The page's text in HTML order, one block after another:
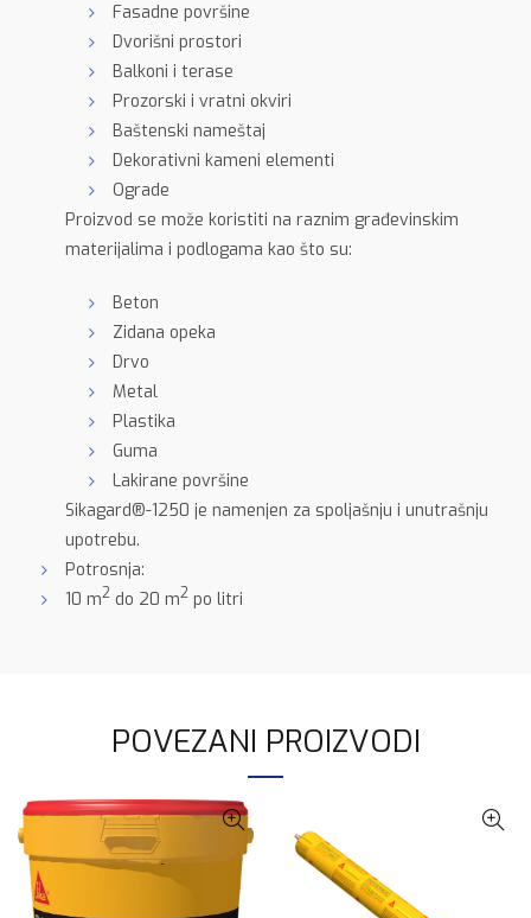
Fasadne površine
Dvorišni prostori
Balkoni i terase
Prozorski i vratni okviri
Baštenski nameštaj
Dekorativni kameni elementi
Ograde
Proizvod se može koristiti na raznim građevinskim
materijalima i podlogama kao što su:
Beton
Zidana opeka
Drvo
Metal
Plastika
Guma
Lakirane površine
Sikagard®-1250 je namenjen za spoljašnju i unutrašnju
upotrebu.
Potrosnja:
10 m2 do 20 m2 po litri
POVEZANI PROIZVODI